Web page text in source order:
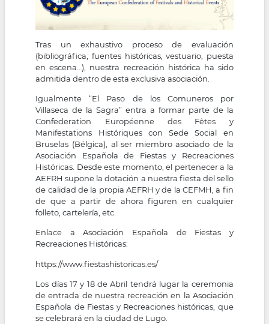
Tras un exhaustivo proceso de evaluación
(bibliográfica, fuentes históricas, vestuario, puesta
en escena…), nuestra recreación histórica ha sido
admitida dentro de esta exclusiva asociación.
Igualmente “El Paso de los Comuneros por
Villaseca de la Sagra” entra a formar parte de la
Confederation Européenne des Fêtes y
Manifestations Históriques con Sede Social en
Bruselas (Bélgica), al ser miembro asociado de la
Asociación Española de Fiestas y Recreaciones
Históricas. Desde este momento, el pertenecer a la
AEFRH supone la dotación a nuestra fiesta del sello
de calidad de la propia AEFRH y de la CEFMH, a fin
de que a partir de ahora figuren en cualquier
folleto, cartelería, etc.
Enlace a Asociación Española de Fiestas y
Recreaciones Históricas:
https://www.fiestashistoricas.es/
Los días 17 y 18 de Abril tendrá lugar la ceremonia
de entrada de nuestra recreación en la Asociación
Española de Fiestas y Recreaciones históricas, que
se celebrará en la ciudad de Lugo.